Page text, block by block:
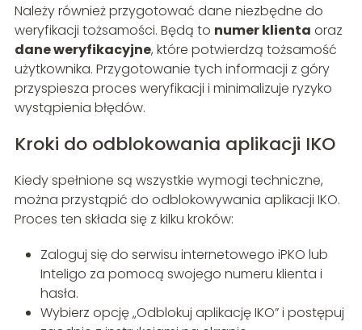
Należy również przygotować dane niezbędne do
weryfikacji tożsamości. Będą to numer klienta oraz
dane weryfikacyjne, które potwierdzą tożsamość
użytkownika. Przygotowanie tych informacji z góry
przyspiesza proces weryfikacji i minimalizuje ryzyko
wystąpienia błędów.
Kroki do odblokowania aplikacji IKO
Kiedy spełnione są wszystkie wymogi techniczne,
można przystąpić do odblokowywania aplikacji IKO.
Proces ten składa się z kilku kroków:
Zaloguj się do serwisu internetowego iPKO lub
Inteligo za pomocą swojego numeru klienta i
hasła.
Wybierz opcję „Odblokuj aplikację IKO” i postępuj